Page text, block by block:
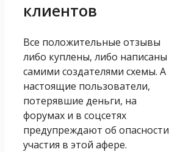
клиентов
Все положительные отзывы
либо куплены, либо написаны
самими создателями схемы. А
настоящие пользователи,
потерявшие деньги, на
форумах и в соцсетях
предупреждают об опасности
участия в этой афере.